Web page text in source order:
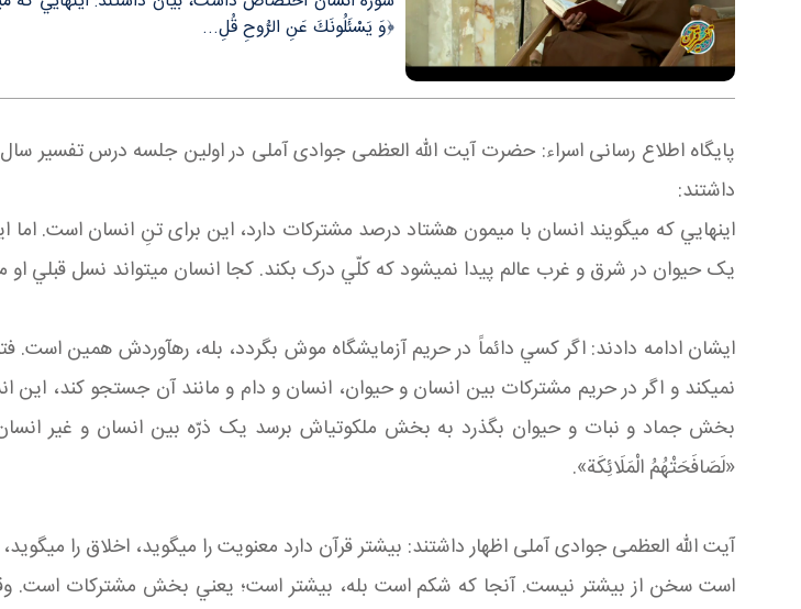
﴿وَ يَسْئَلُونَكَ عَنِ الرُّوحِ قُلِ...
داشتند:
يک حيوان در شرق و غرب عالم پيدا نمي‎شود که کلّي درک بکند. کجا انسان مي‎تواند نسل قبلي او ميمون يا امثال ميمون باشد؟!
ایشان ادامه دادند: اگر کسي دائماً در حريم آزمايشگاه موش بگردد، بله، ره آوردش همين
«لَصَافَحَتْهُمُ الْمَلَائِكَة».